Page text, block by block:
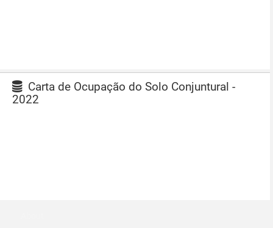
Carta de Ocupação do Solo Conjuntural -
2022